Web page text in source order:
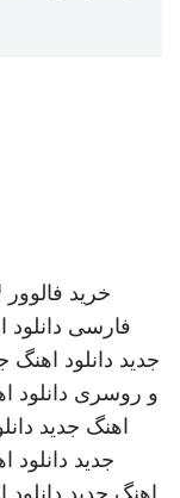
خرید فالوور
فارسی
جدید دانلود اهنگ
و روسری دانلود
اهنگ جدید
جدید دانلود
اهنگ جدید دانلود